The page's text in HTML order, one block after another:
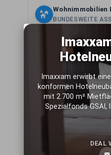
Wohnimmobilien
BUNDESWEITE
Mixed-Use
BUNDESWEITE
Light-Industrial
Deutschland
BUNDESWEITE
BUNDESWEITE
Imaxxam erwirbt
konformen
mit 2.700 m²
Spezialfonds
DEAL